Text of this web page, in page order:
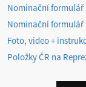
Nominační formulář
Nominační formulář
Foto, video +
Položky ČR na